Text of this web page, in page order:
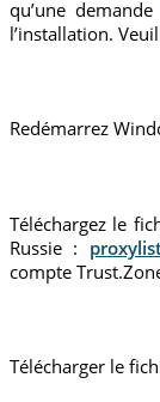
qu’une
l’installation.
Redémarrez
Téléchargez le
Russie :
compte
Télécharger le